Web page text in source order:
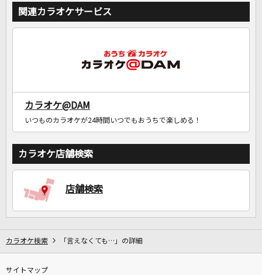
関連カラオケサービス
カラオケ@DAM
いつものカラオケが24時間いつでもおうちで楽しめる！
カラオケ店舗検索
店舗検索
カラオケ検索 「言えなくても…」の詳細
サイトマップ